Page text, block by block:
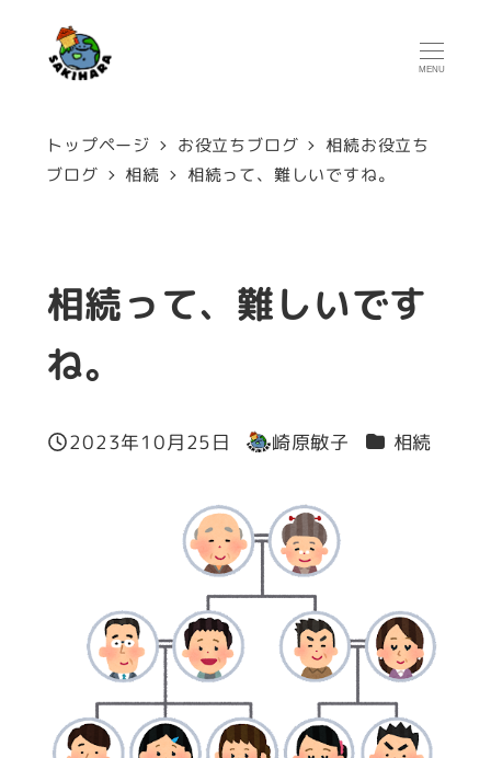
MENU
トップページ お役立ちブログ
相続お役立ち
ブログ
相続 相続って、難しいですね。
相続って、難しいです
ね。
投稿日
2023年10月25日
著
崎原敏子 カテゴリー
相続